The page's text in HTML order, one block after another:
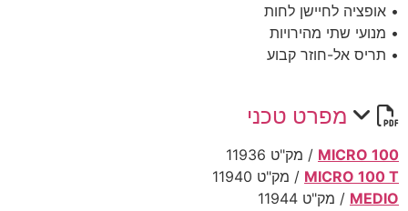
• אופציה לחיישן לחות
• מנועי שתי מהירויות
• תריס אל-חוזר קבוע
מפרט טכני
MICRO 100 / מק"ט 11936
MICRO 100 T / מק"ט 11940
MEDIO / מק"ט 11944